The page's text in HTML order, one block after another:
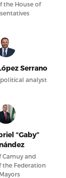
the House of
Serrano
analyst
“Gaby”
Camuy and
the Federation